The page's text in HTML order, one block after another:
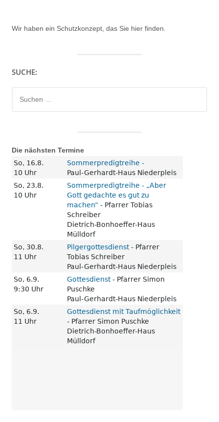
Wir haben ein Schutzkonzept, das Sie hier finden.
SUCHE:
nach:
Die nächsten Termine